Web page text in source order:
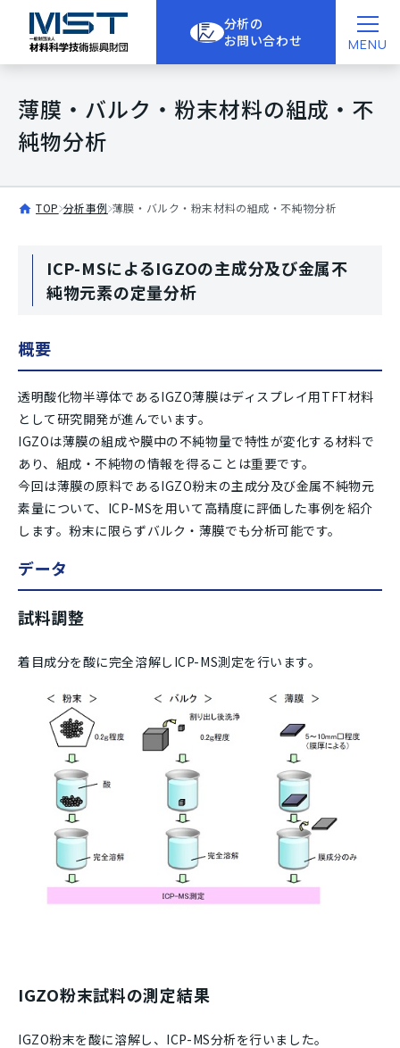
MENU
分析の
お問い合わせ
薄膜・バルク・粉末材料の組成・不
純物分析
TOP 分析事例 薄膜・バルク・粉末材料の組成・不純物分析
ICP-MSによるIGZOの主成分及び金属不
純物元素の定量分析
概要
透明酸化物半導体であるIGZO薄膜はディスプレイ用TFT材料
として研究開発が進んでいます。
IGZOは薄膜の組成や膜中の不純物量で特性が変化する材料で
あり、組成・不純物の情報を得ることは重要です。
今回は薄膜の原料であるIGZO粉末の主成分及び金属不純物元
素量について、ICP-MSを用いて高精度に評価した事例を紹介
します。粉末に限らずバルク・薄膜でも分析可能です。
データ
試料調整
着目成分を酸に完全溶解しICP-MS測定を行います。
IGZO粉末試料の測定結果
IGZO粉末を酸に溶解し、ICP-MS分析を行いました。